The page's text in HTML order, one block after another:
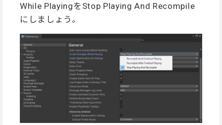
While PlayingをStop Playing And Recompile
にしましょう。